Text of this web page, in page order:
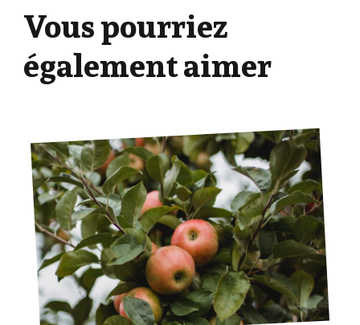
Vous pourriez
également aimer